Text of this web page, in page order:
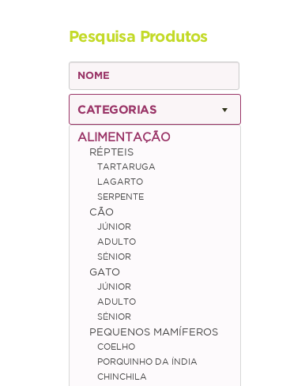
Pesquisa Produtos
CATEGORIAS
ALIMENTAÇÃO
RÉPTEIS
TARTARUGA
LAGARTO
SERPENTE
CÃO
JÚNIOR
ADULTO
SÉNIOR
GATO
JÚNIOR
ADULTO
SÉNIOR
PEQUENOS MAMÍFEROS
COELHO
PORQUINHO DA ÍNDIA
CHINCHILA